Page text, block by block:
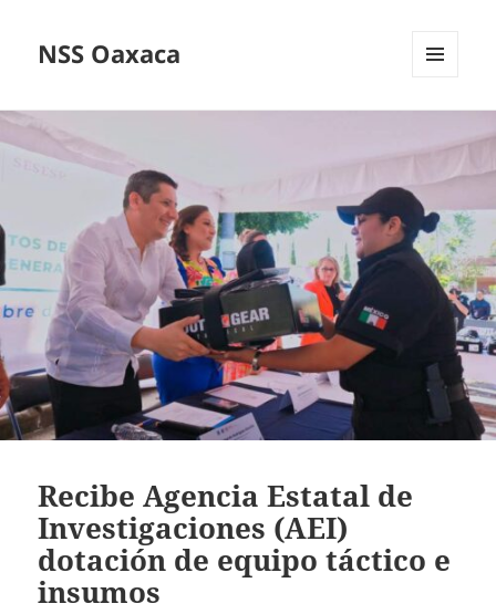
NSS Oaxaca
Recibe Agencia Estatal de
Investigaciones (AEI)
dotación de equipo táctico e
insumos